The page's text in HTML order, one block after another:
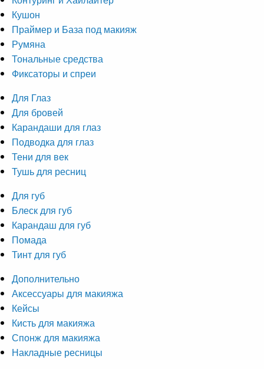
Кушон
Праймер и База под макияж
Румяна
Тональные средства
Фиксаторы и спреи
Для Глаз
Для бровей
Карандаши для глаз
Подводка для глаз
Тени для век
Тушь для ресниц
Для губ
Блеск для губ
Карандаш для губ
Помада
Тинт для губ
Дополнительно
Аксессуары для макияжа
Кейсы
Кисть для макияжа
Спонж для макияжа
Накладные ресницы